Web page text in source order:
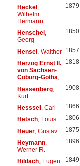
Heckel ,
Wilhelm
Hermann
1879
Henschel ,
Georg
1850
Hensel , Walther 1857
Herzog Ernst II.
von Sachsen-
Coburg-Gotha,
1818
Hessenberg,
Kurt
1908
Hesssel , Carl 1866
Hetsch, Louis 1806
Heuer, Gustav 1875
Heymann,
Werner R.
1896
Hildach, Eugen 1849